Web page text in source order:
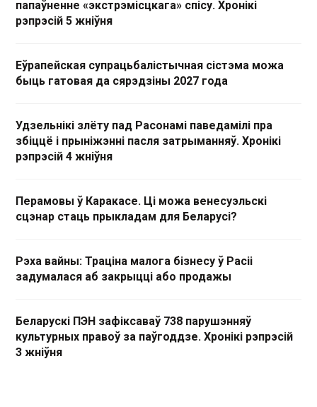
папаўненне «экстрэмісцкага» спісу. Хронікі
рэпрэсій 5 жніўня
Еўрапейская супрацьбалістычная сістэма можа
быць гатовая да сярэдзіны 2027 года
Удзельнікі злёту пад Расонамі паведамілі пра
збіццё і прыніжэнні пасля затрыманняў. Хронікі
рэпрэсій 4 жніўня
Перамовы ў Каракасе. Ці можа венесуэльскі
сцэнар стаць прыкладам для Беларусі?
Рэха вайны: Траціна малога бізнесу ў Расіі
задумалася аб закрыцці або продажы
Беларускі ПЭН зафіксаваў 738 парушэнняў
культурных правоў за паўгоддзе. Хронікі рэпрэсій
3 жніўня